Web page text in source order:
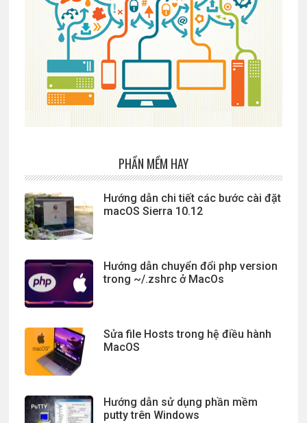
PHẦN MỀM HAY
Hướng dẫn chi tiết các bước cài đặt
macOS Sierra 10.12
Hướng dẫn chuyển đổi php version
trong ~/.zshrc ở MacOs
Sửa file Hosts trong hệ điều hành
MacOS
Hướng dẫn sử dụng phần mềm
putty trên Windows